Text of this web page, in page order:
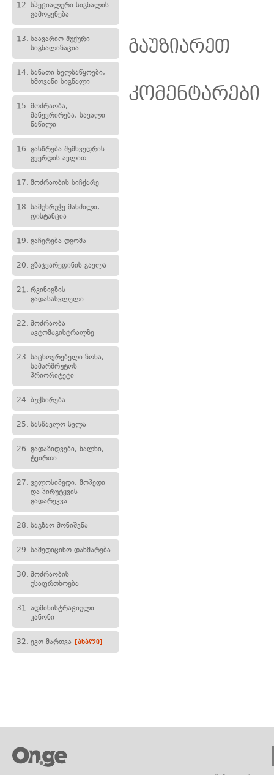
12. სპეციალური სიგნალის
გამოყენება
13. საავარიო შუქური
სიგნალიზაცია
14. სანათი ხელსაწყოები,
ხმოვანი სიგნალი
15. მოძრაობა,
მანევრირება, სავალი
ნაწილი
16. გასწრება შემხვედრის
გვერდის ავლით
17. მოძრაობის სიჩქარე
18. სამუხრუჭე მანძილი,
დისტანცია
19. გაჩერება დგომა
20. გზაჯვარედინის გავლა
21. რკინიგზის
გადასასვლელი
22. მოძრაობა
ავტომაგისტრალზე
23. საცხოვრებელი ზონა,
სამარშრუტოს
პრიორიტეტი
24. ბუქსირება
25. სასწავლო სვლა
26. გადაზიდვები, ხალხი,
ტვირთი
27. ველოსიპედი, მოპედი
და პირუტყვის
გადარეკვა
28. საგზაო მონიშვნა
29. სამედიცინო დახმარება
30. მოძრაობის
უსაფრთხოება
31. ადმინისტრაციული
კანონი
32. ეკო-მართვა [ახალი]
გაუზიარეთ
კომენტარები